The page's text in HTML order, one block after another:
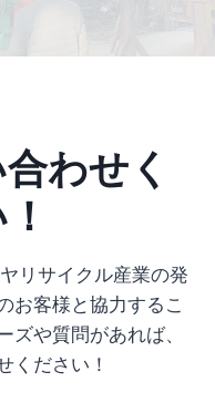
わせく
リサイクル産業の発
お客様と協力するこ
や質問があれば、
ください！